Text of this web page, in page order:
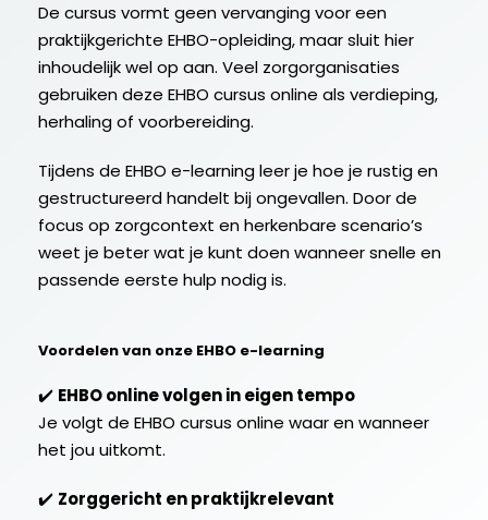
De cursus vormt geen vervanging voor een
praktijkgerichte EHBO-opleiding, maar sluit hier
inhoudelijk wel op aan. Veel zorgorganisaties
gebruiken deze EHBO cursus online als verdieping,
herhaling of voorbereiding.
Tijdens de EHBO e-learning leer je hoe je rustig en
gestructureerd handelt bij ongevallen. Door de
focus op zorgcontext en herkenbare scenario’s
weet je beter wat je kunt doen wanneer snelle en
passende eerste hulp nodig is.
Voordelen van onze EHBO e-learning
✔️ EHBO online volgen in eigen tempo
Je volgt de EHBO cursus online waar en wanneer
het jou uitkomt.
✔️ Zorggericht en praktijkrelevant